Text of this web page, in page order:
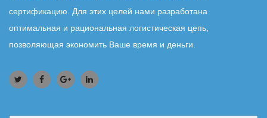
сертификацию. Для этих целей нами разработана
оптимальная и рациональная логистическая цепь,
позволяющая экономить Ваше время и деньги.